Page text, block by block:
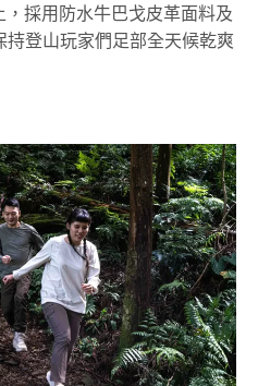
採用防水牛巴戈皮革面料及
持登山玩家們足部全天候乾爽